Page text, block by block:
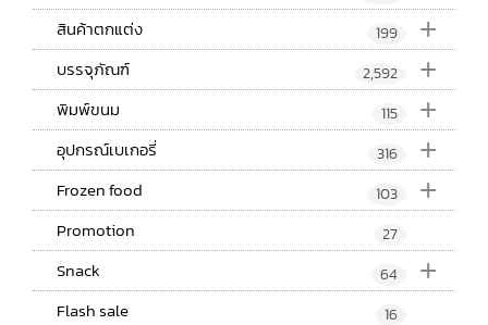
+
สินค้าตกแต่ง 199
+
บรรจุภัณฑ์ 2,592
+
พิมพ์ขนม 115
+
อุปกรณ์เบเกอรี่ 316
+
Frozen food 103
Promotion 27
+
Snack 64
Flash sale 16